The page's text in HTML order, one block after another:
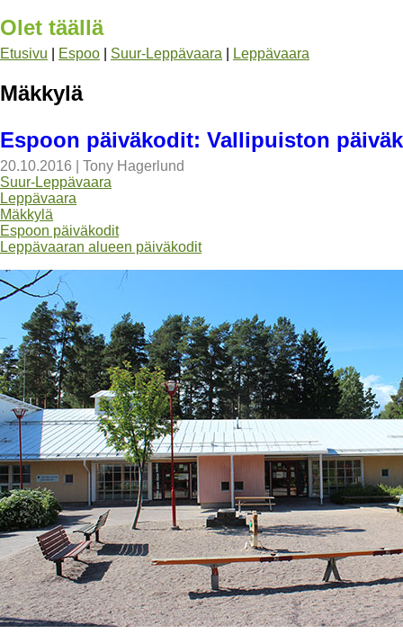
Olet täällä
Etusivu Espoo Suur-Leppävaara Leppävaara
Mäkkylä
Espoon päiväkodit: Vallipuiston
20.10.2016
Tony Hagerlund
Suur-Leppävaara
Leppävaara
Mäkkylä
Espoon päiväkodit
Leppävaaran alueen päiväkodit